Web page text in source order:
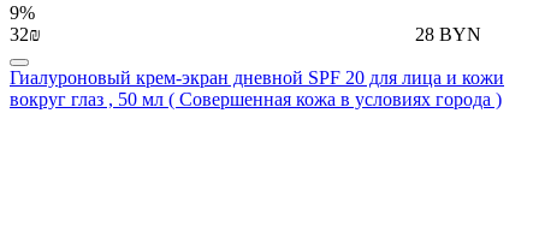
9%
32₪
28 BYN
Гиалуроновый крем-экран дневной SPF 20 для лица и кожи
вокруг глаз , 50 мл ( Совершенная кожа в условиях города )